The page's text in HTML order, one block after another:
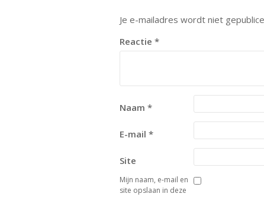
Je e-mailadres wordt niet
Reactie *
Naam *
E-mail *
Site
Mijn naam, e-mail en
site opslaan in deze